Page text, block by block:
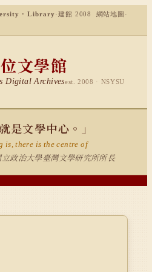
· Library ·建館 2008 網站地圖 ·
文學館
Digital Archivesest. 2008 · NSYSU
是文學中心。」
is, there is the centre of
政治大學臺灣文學研究所所長